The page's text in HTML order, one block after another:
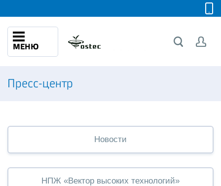
МЕНЮ
Пресс-центр
Новости
НПЖ «Вектор высоких технологий»